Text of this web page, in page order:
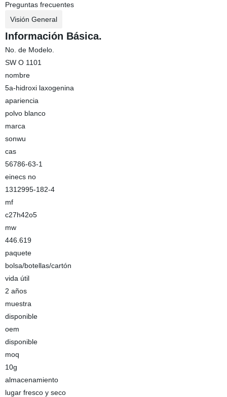
Preguntas frecuentes
Visión General
Información Básica.
No. de Modelo.
SW O 1101
nombre
5a-hidroxi laxogenina
apariencia
polvo blanco
marca
sonwu
cas
56786-63-1
einecs no
1312995-182-4
mf
c27h42o5
mw
446.619
paquete
bolsa/botellas/cartón
vida útil
2 años
muestra
disponible
oem
disponible
moq
10g
almacenamiento
lugar fresco y seco